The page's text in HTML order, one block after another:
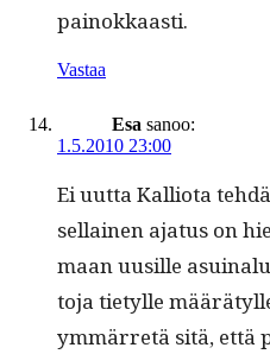
painokkaasti.
Vastaa
Esa sanoo:
1.5.2010 23:00
Ei uut­ta Kallio­ta
sel­l­ainen aja­tus on
maan uusille
to­ja tietylle
ymmär­retä sitä, että